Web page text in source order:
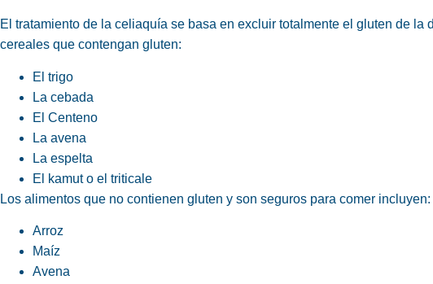
El tratamiento de la celiaquía se basa en excluir totalmente el gluten de la
cereales que contengan gluten:
El trigo
La cebada
El Centeno
La avena
La espelta
El kamut o el triticale
Los alimentos que no contienen gluten y son seguros para comer incluyen:
Arroz
Maíz
Avena